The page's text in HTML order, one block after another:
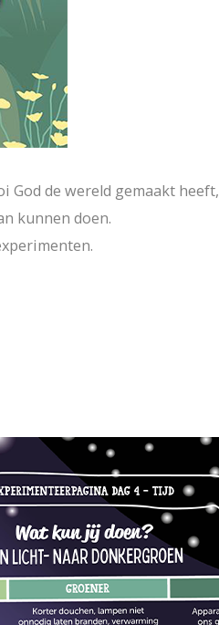
God de wereld gemaakt heeft,
kunnen doen.